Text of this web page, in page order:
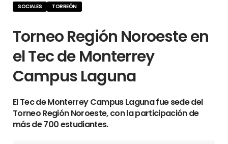
SOCIALES TORREÓN
Torneo Región Noroeste en
el Tec de Monterrey
Campus Laguna
El Tec de Monterrey Campus Laguna fue sede del
Torneo Región Noroeste, con la participación de
más de 700 estudiantes.